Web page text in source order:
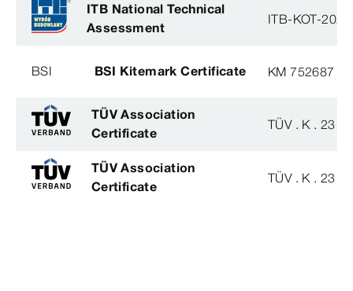
ITB National Technical
Assessment
ITB-KOT-
BSI BSI Kitemark Certificate KM 752687
TÜV Association
Certificate
TÜV . K . 23 -
TÜV Association
Certificate
TÜV . K . 23 -